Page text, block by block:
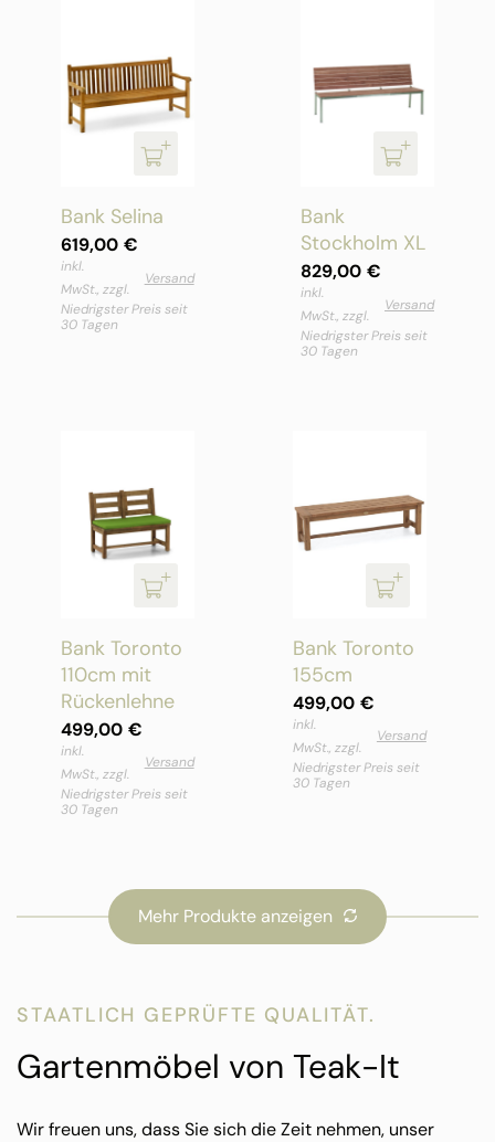
Bank Selina
619,00 €
inkl.
MwSt., zzgl.
Versand
Niedrigster Preis seit
30 Tagen
Bank
Stockholm XL
829,00 €
inkl.
MwSt., zzgl.
Versand
Niedrigster Preis seit
30 Tagen
Bank Toronto
110cm mit
Rückenlehne
499,00 €
inkl.
MwSt., zzgl.
Versand
Niedrigster Preis seit
30 Tagen
Bank Toronto
155cm
499,00 €
inkl.
MwSt., zzgl.
Versand
Niedrigster Preis seit
30 Tagen
Mehr Produkte anzeigen
STAATLICH GEPRÜFTE QUALITÄT.
Gartenmöbel von Teak-It
Wir freuen uns, dass Sie sich die Zeit nehmen, unser